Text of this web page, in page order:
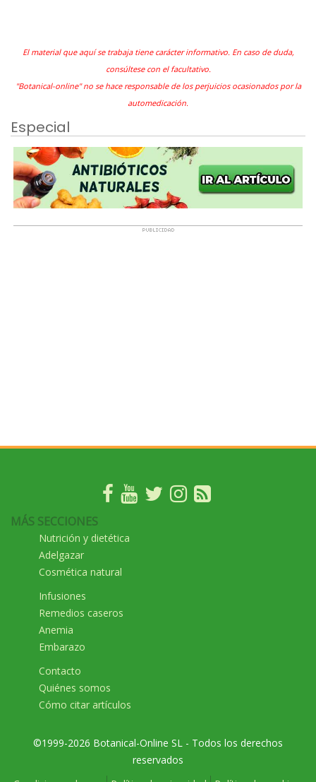
El material que aquí se trabaja tiene carácter informativo. En caso de duda,
consúltese con el facultativo.
"Botanical-online" no se hace responsable de los perjuicios ocasionados por la
automedicación.
Especial
MÁS SECCIONES
Nutrición y dietética
Adelgazar
Cosmética natural
Infusiones
Remedios caseros
Anemia
Embarazo
Contacto
Quiénes somos
Cómo citar artículos
©1999-2026 Botanical-Online SL - Todos los derechos
reservados